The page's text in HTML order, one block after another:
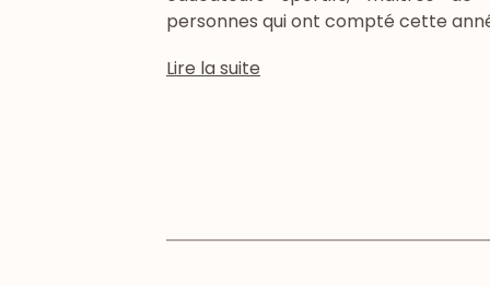
personnes qui ont compté cette
Lire la suite